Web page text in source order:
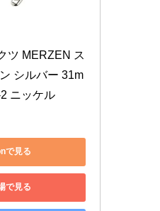
ツ MERZEN ス
シルバー 31m
ニッケル
で見る
で見る